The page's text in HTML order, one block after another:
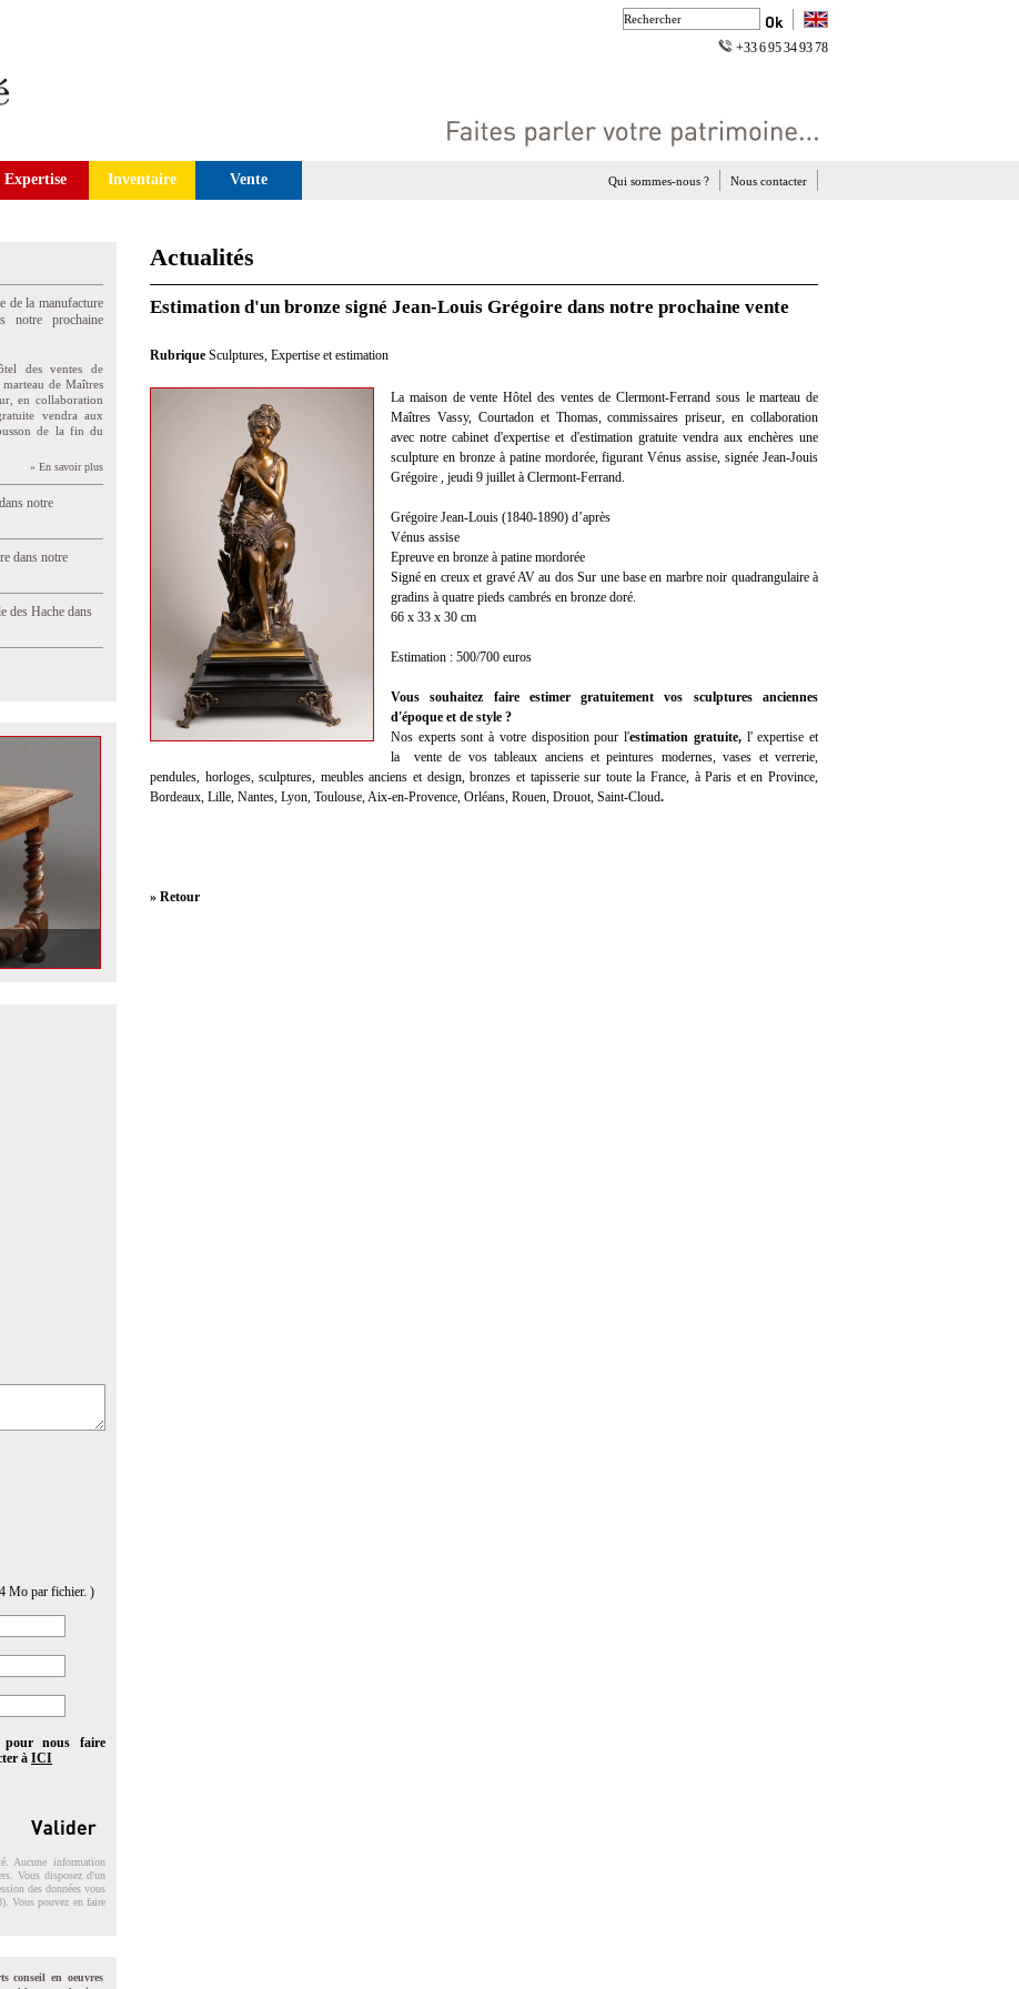
+33 6 95 34 93 78
Expertise Inventaire Vente Nous contacter
Qui sommes-nous ?
de la manufacture
notre prochaine
des ventes de
de Maîtres
en collaboration
vendra aux
de la fin du
» En savoir plus
notre
dans notre
des Hache dans
Mo par fichier. )
pour nous faire
à ICI
Aucune information
Vous disposez d'un
des données vous
Vous pouvez en faire
conseil en oeuvres
Actualités
Estimation d'un bronze signé Jean-Louis Grégoire dans notre prochaine vente
Rubrique Sculptures, Expertise et estimation
La maison de vente Hôtel des ventes de Clermont-Ferrand sous le marteau de
Maîtres Vassy, Courtadon et Thomas, commissaires priseur, en collaboration
avec notre cabinet d'expertise et d'estimation gratuite vendra aux enchères une
sculpture en bronze à patine mordorée, figurant Vénus assise, signée Jean-Jouis
Grégoire , jeudi 9 juillet à Clermont-Ferrand.
Grégoire Jean-Louis (1840-1890) d’après
Vénus assise
Epreuve en bronze à patine mordorée
Signé en creux et gravé AV au dos Sur une base en marbre noir quadrangulaire à
gradins à quatre pieds cambrés en bronze doré.
66 x 33 x 30 cm
Estimation : 500/700 euros
Vous souhaitez faire estimer gratuitement vos sculptures anciennes
d'époque et de style ?
Nos experts sont à votre disposition pour l'estimation gratuite, l'expertise et
la ventede vos tableaux anciens et peintures modernes, vases et verrerie,
pendules, horloges, sculptures, meubles anciens et design, bronzes et tapisserie sur toute la France, à Paris et en Province,
Bordeaux, Lille, Nantes, Lyon, Toulouse, Aix-en-Provence, Orléans, Rouen, Drouot, Saint-Cloud.
» Retour